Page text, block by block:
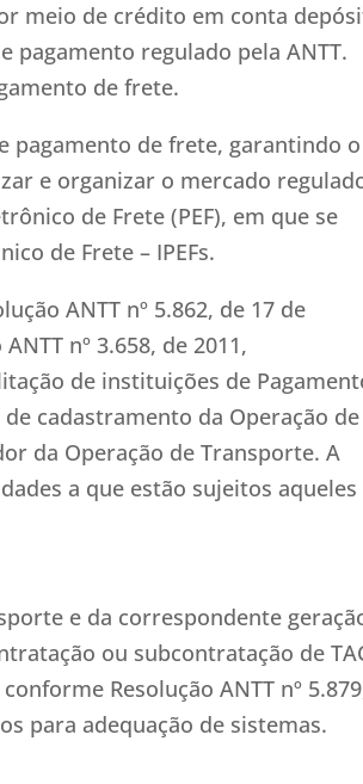
meio de crédito em conta
regulado pela ANTT.
de frete.
pagamento de frete, garantindo o
e organizar o mercado
de Frete (PEF), em que se
de Frete – IPEFs.
ANTT nº 5.862, de 17 de
nº 3.658, de 2011,
de instituições de
cadastramento da Operação de
da Operação de Transporte. A
a que estão sujeitos aqueles
e da correspondente
ou subcontratação de
Resolução ANTT nº
para adequação de sistemas.